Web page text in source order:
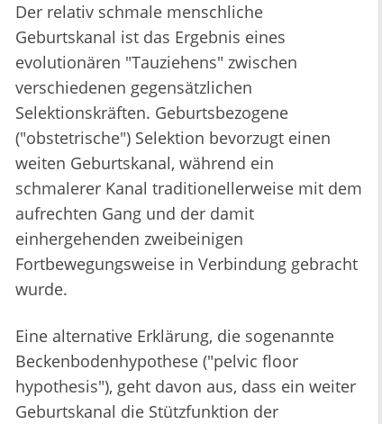
Der relativ schmale menschliche
Geburtskanal ist das Ergebnis eines
evolutionären "Tauziehens" zwischen
verschiedenen gegensätzlichen
Selektionskräften. Geburtsbezogene
("obstetrische") Selektion bevorzugt einen
weiten Geburtskanal, während ein
schmalerer Kanal traditionellerweise mit dem
aufrechten Gang und der damit
einhergehenden zweibeinigen
Fortbewegungsweise in Verbindung gebracht
wurde.
Eine alternative Erklärung, die sogenannte
Beckenbodenhypothese ("pelvic floor
hypothesis"), geht davon aus, dass ein weiter
Geburtskanal die Stützfunktion der